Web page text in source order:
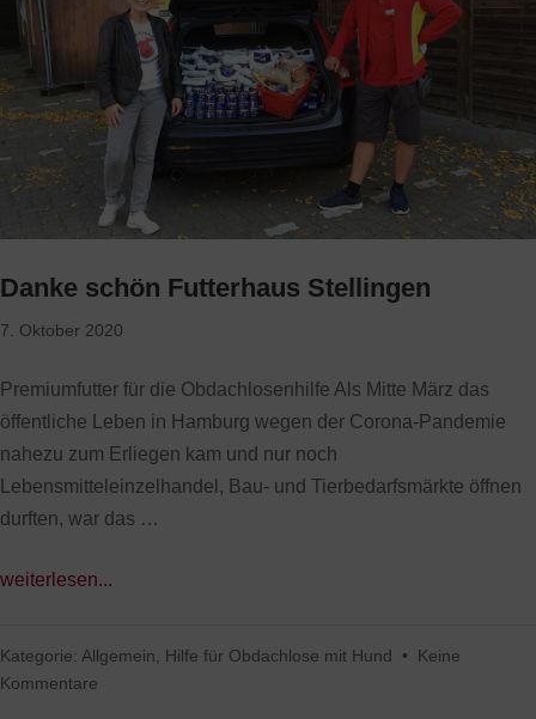
Danke schön Futterhaus Stellingen
7. Oktober 2020
Premiumfutter für die Obdachlosenhilfe Als Mitte März das
öffentliche Leben in Hamburg wegen der Corona-Pandemie
nahezu zum Erliegen kam und nur noch
Lebensmitteleinzelhandel, Bau- und Tierbedarfsmärkte öffnen
durften, war das …
weiterlesen...
Kategorie: Allgemein Hilfe für Obdachlose mit Hund •
Keine
Kommentare